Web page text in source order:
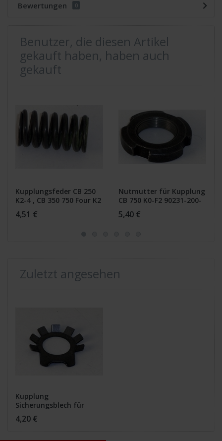
Bewertungen 0
Benutzer, die diesen Artikel
gekauft haben, haben auch
gekauft
Kupplungsfeder CB 250
K2-4 , CB 350 750 Four K2
4,51 €
Nutmutter für Kupplung
CB 750 K0-F2 90231-200-
010
5,40 €
Zuletzt angesehen
Kupplung
Sicherungsblech für
Nutmutter CB 750 K0-F2
4,20 €